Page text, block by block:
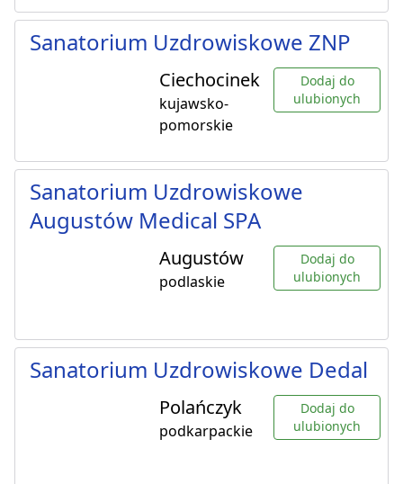
Sanatorium Uzdrowiskowe ZNP
Ciechocinek
kujawsko-
pomorskie
Dodaj do
ulubionych
Sanatorium Uzdrowiskowe
Augustów Medical SPA
Augustów
podlaskie
Dodaj do
ulubionych
Sanatorium Uzdrowiskowe Dedal
Polańczyk
podkarpackie
Dodaj do
ulubionych